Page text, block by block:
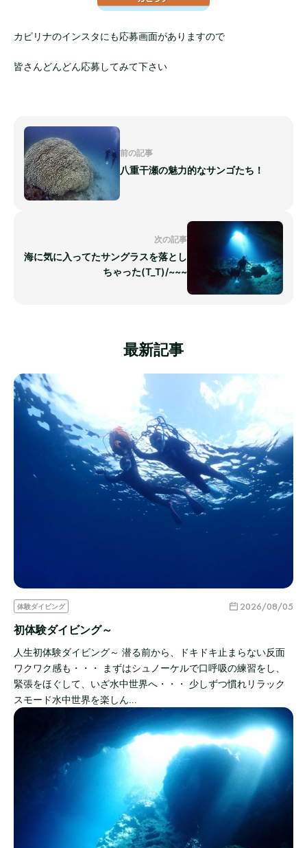
カピリナのインスタにも応募画面がありますので
皆さんどんどん応募してみて下さい
前の記事
八重干瀬の魅力的なサンゴたち！
次の記事
海に気に入ってたサングラスを落とし
ちゃった(T_T)/~~~
最新記事
体験ダイビング 2026/08/05
初体験ダイビング～
人生初体験ダイビング～ 潜る前から、ドキドキ止まらない反面
ワクワク感も・・・ まずはシュノーケルで口呼吸の練習をし、
緊張をほぐして、いざ水中世界へ・・・ 少しずつ慣れリラック
スモード水中世界を楽しん…